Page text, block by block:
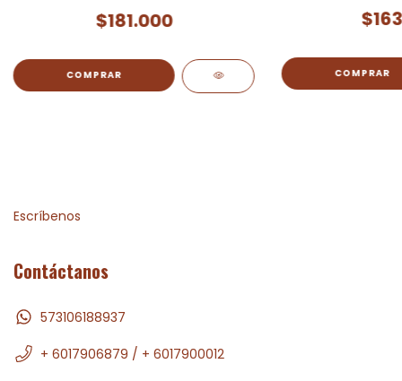
$181.000
Escríbenos
Contáctanos
573106188937
+ 6017906879 / + 6017900012